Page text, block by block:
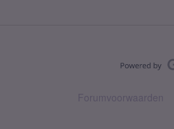
Forumvoorwaarden